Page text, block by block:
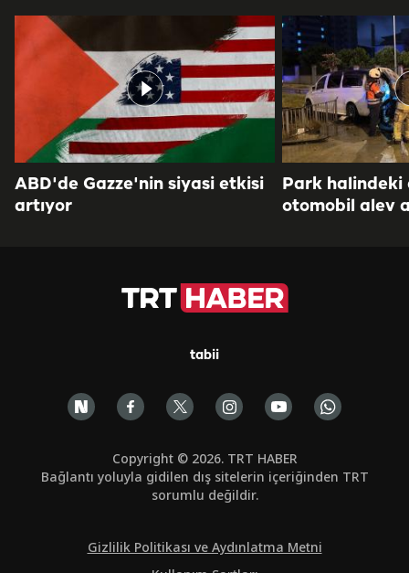
ABD'de Gazze'nin siyasi etkisi
artıyor
Park halindeki
otomobil alev
tabii
Copyright © 2026. TRT HABER
Bağlantı yoluyla gidilen dış sitelerin içeriğinden TRT
sorumlu değildir.
Gizlilik Politikası ve Aydınlatma Metni